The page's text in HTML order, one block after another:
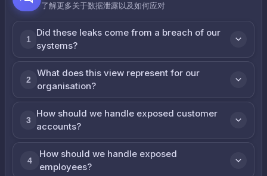
了解更多关于数据泄露以及如何应对
1
Did these leaks come from a breach of our
systems?
2
What does this view represent for our
organisation?
3
How should we handle exposed customer
accounts?
4
How should we handle exposed
employees?